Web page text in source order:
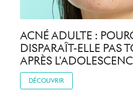
ACNÉ ADULTE :
DISPARAÎT-ELLE PAS
APRÈS
DÉCOUVRIR